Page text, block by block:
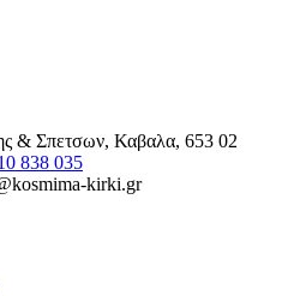
& Σπετσων, Καβαλα, 653 02
838 035
kirki.gr